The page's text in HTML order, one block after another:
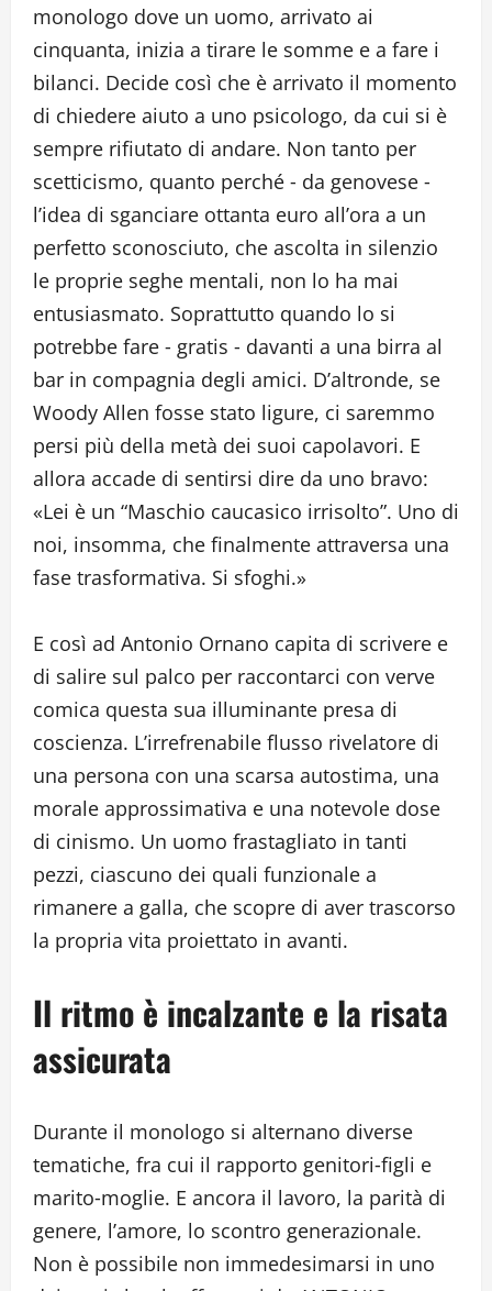
monologo dove un uomo, arrivato ai
cinquanta, inizia a tirare le somme e a fare i
bilanci. Decide così che è arrivato il momento
di chiedere aiuto a uno psicologo, da cui si è
sempre rifiutato di andare. Non tanto per
scetticismo, quanto perché ‐ da genovese ‐
l’idea di sganciare ottanta euro all’ora a un
perfetto sconosciuto, che ascolta in silenzio
le proprie seghe mentali, non lo ha mai
entusiasmato. Soprattutto quando lo si
potrebbe fare ‐ gratis ‐ davanti a una birra al
bar in compagnia degli amici. D’altronde, se
Woody Allen fosse stato ligure, ci saremmo
persi più della metà dei suoi capolavori. E
allora accade di sentirsi dire da uno bravo:
«Lei è un “Maschio caucasico irrisolto”. Uno di
noi, insomma, che finalmente attraversa una
fase trasformativa. Si sfoghi.»
E così ad Antonio Ornano capita di scrivere e
di salire sul palco per raccontarci con verve
comica questa sua illuminante presa di
coscienza. L’irrefrenabile flusso rivelatore di
una persona con una scarsa autostima, una
morale approssimativa e una notevole dose
di cinismo. Un uomo frastagliato in tanti
pezzi, ciascuno dei quali funzionale a
rimanere a galla, che scopre di aver trascorso
la propria vita proiettato in avanti.
Il ritmo è incalzante e la risata
assicurata
Durante il monologo si alternano diverse
tematiche, fra cui il rapporto genitori‐figli e
marito‐moglie. E ancora il lavoro, la parità di
genere, l’amore, lo scontro generazionale.
Non è possibile non immedesimarsi in uno